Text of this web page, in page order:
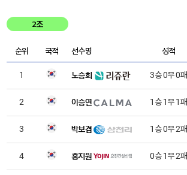
2조
순위 국적 선수명 성적
1 노승희 3승 0무 0패
2 이승연 1승 1무 1패
3 박보겸 1승 0무 2패
4 홍지원 0승 1무 2패